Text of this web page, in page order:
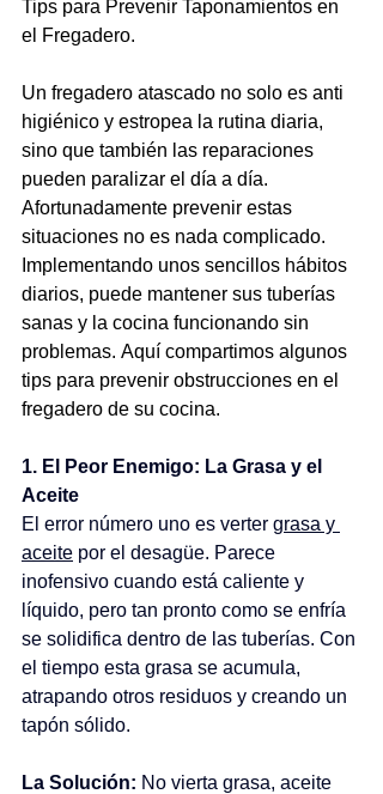
Tips para Prevenir Taponamientos en
el Fregadero.
Un fregadero atascado no solo es anti
higiénico y estropea la rutina diaria,
sino que también las reparaciones
pueden paralizar el día a día.
Afortunadamente prevenir estas
situaciones no es nada complicado.
Implementando unos sencillos hábitos
diarios, puede mantener sus tuberías
sanas y la cocina funcionando sin
problemas. Aquí compartimos algunos
tips para prevenir obstrucciones en el
fregadero de su cocina.
1. El Peor Enemigo: La Grasa y el
Aceite
El error número uno es verter grasa y
aceite por el desagüe. Parece
inofensivo cuando está caliente y
líquido, pero tan pronto como se enfría
se solidifica dentro de las tuberías. Con
el tiempo esta grasa se acumula,
atrapando otros residuos y creando un
tapón sólido.
La Solución: No vierta grasa, aceite